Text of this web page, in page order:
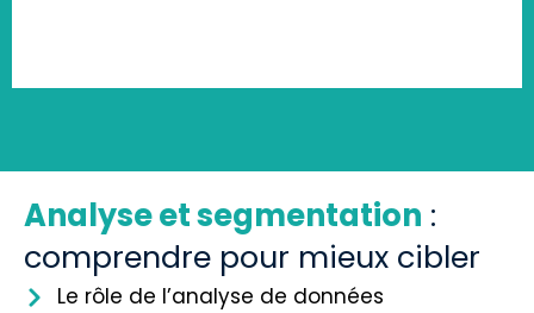
Analyse et segmentation :
comprendre pour mieux cibler
Le rôle de l’analyse de données